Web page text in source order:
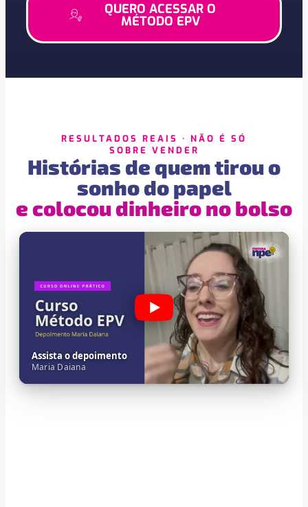
QUERO ACESSAR O
MÉTODO EPV
RESULTADOS REAIS · NÃO É SÓ
SOBRE VENDER
Histórias de quem tirou o
sonho do papel
e colocou dinheiro no bolso
Assista o depoimento
Maria Daiana